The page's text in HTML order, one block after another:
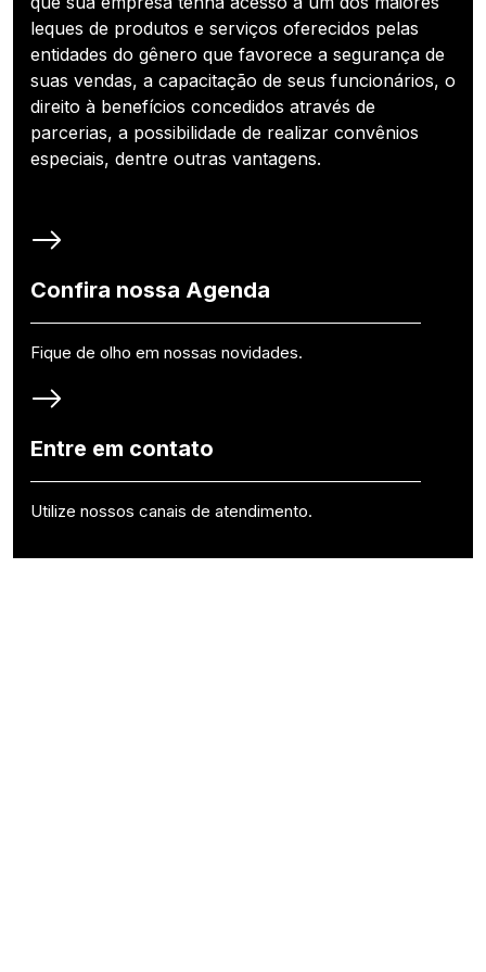
leques de produtos e serviços oferecidos pelas
entidades do gênero que favorece a segurança de
suas vendas, a capacitação de seus funcionários, o
direito à benefícios concedidos através de
parcerias, a possibilidade de realizar convênios
especiais, dentre outras vantagens.
Confira nossa Agenda
Fique de olho em nossas novidades.
Entre em contato
Utilize nossos canais de atendimento.